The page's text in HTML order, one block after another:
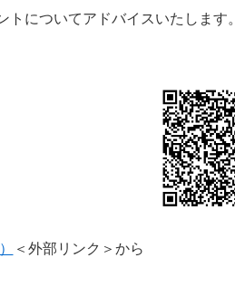
についてアドバイスいたします。
＜外部リンク＞ から